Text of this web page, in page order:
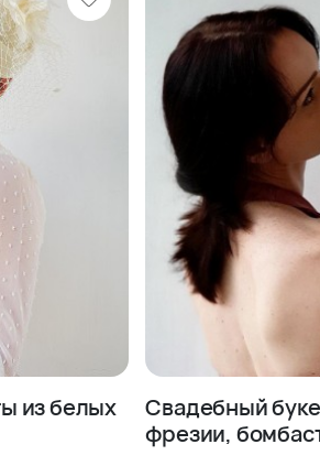
букетов в салоне
с многолетним опытом работы
качества
клиенту
оттенков и размеров букета
проведения торжества
проверку перед отправкой
и своевременность поставки. Наши
способность воплотить любые
из белых
Свадебный
фрезии,